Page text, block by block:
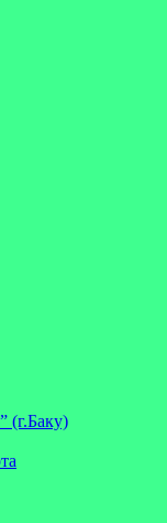
(г.Баку)